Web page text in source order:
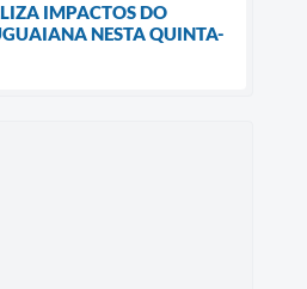
IMPACTOS DO
NESTA QUINTA-